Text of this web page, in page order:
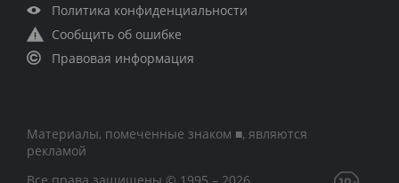
Политика конфиденциальности
Сообщить об ошибке
Правовая информация
Материалы, помеченные знаком ■, являются
рекламой